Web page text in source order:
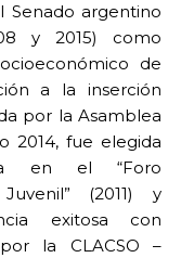
Senado argentino
y 2015) como
de
a la inserción
por la Asamblea
2014, fue elegida
en el “Foro
(2011) y
exitosa con
la CLACSO –